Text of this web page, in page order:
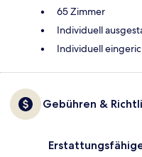
65 Zimmer
Individuell
Individuell
Gebühren &